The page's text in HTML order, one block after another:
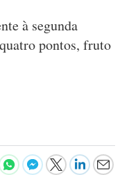
à segunda
pontos, fruto